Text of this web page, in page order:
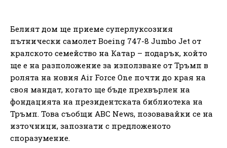
Белият дом ще приеме суперлуксозния
пътнически самолет Boeing 747-8 Jumbo Jet от
кралското семейство на Катар – подарък, който
ще е на разположение за използване от Тръмп в
ролята на новия Air Force One почти до края на
своя мандат, когато ще бъде прехвърлен на
фондацията на президентската библиотека на
Тръмп. Това съобщи ABC News, позовавайки се на
източници, запознати с предложеното
споразумение.